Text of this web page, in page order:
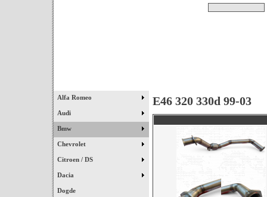
Alfa Romeo
Audi
Bmw
Chevrolet
Citroen / DS
Dacia
Dogde
E46 320 330d 99-03